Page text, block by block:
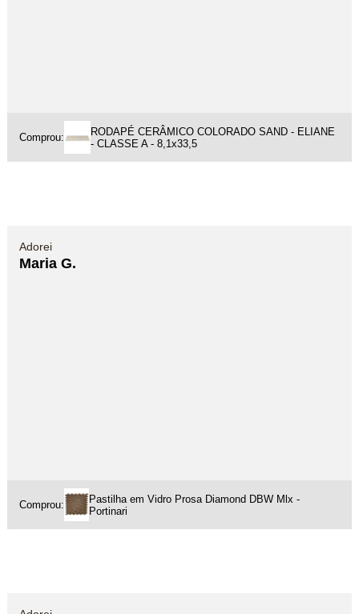
Comprou:
RODAPÉ CERÂMICO COLORADO SAND - ELIANE
- CLASSE A - 8,1x33,5
Adorei
Maria G.
Comprou:
Pastilha em Vidro Prosa Diamond DBW Mlx -
Portinari